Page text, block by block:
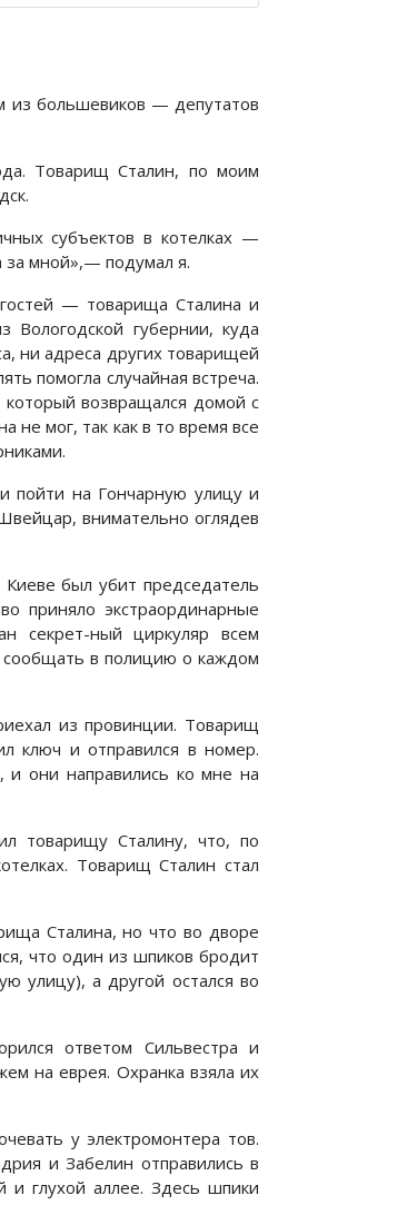
из большевиков — депутатов
Товарищ Сталин, по моим
субъектов в котелках —
за мной»,— подумал я.
— товарища Сталина и
Вологодской губернии, куда
ни адреса других товарищей
помогла случайная встреча.
возвращался домой с
не мог, так как в то время все
пойти на Гончарную улицу и
внимательно оглядев
был убит председатель
приняло экстраординарные
секрет-ный циркуляр всем
в полицию о каждом
из провинции. Товарищ
ключ и отправился в номер.
они направились ко мне на
товарищу Сталину, что, по
Товарищ Сталин стал
Сталина, но что во дворе
что один из шпиков бродит
улицу), а другой остался во
ответом Сильвестра и
на еврея. Охранка взяла их
у электромонтера тов.
и Забелин отправились в
и глухой аллее. Здесь шпики